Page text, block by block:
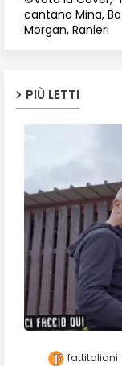
cantano Mina,
Morgan, Ranieri
PIÙ LETTI
fattitaliani